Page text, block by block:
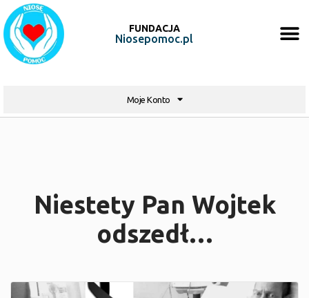
FUNDACJA
Niosepomoc.pl
Moje Konto
Niestety Pan Wojtek
odszedł…